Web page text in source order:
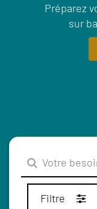
Préparez
sur
Filtre